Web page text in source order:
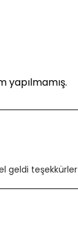
yapılmamış.
geldi teşekkürler